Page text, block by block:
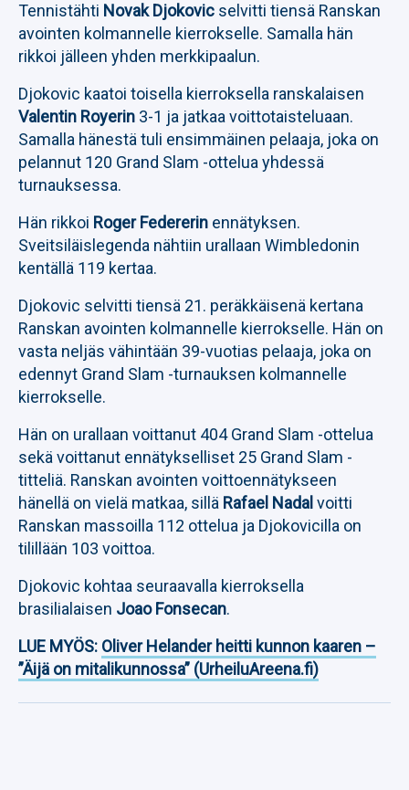
Tennistähti Novak Djokovic selvitti tiensä Ranskan
avointen kolmannelle kierrokselle. Samalla hän
rikkoi jälleen yhden merkkipaalun.
Djokovic kaatoi toisella kierroksella ranskalaisen
Valentin Royerin 3-1 ja jatkaa voittotaisteluaan.
Samalla hänestä tuli ensimmäinen pelaaja, joka on
pelannut 120 Grand Slam -ottelua yhdessä
turnauksessa.
Hän rikkoi Roger Federerin ennätyksen.
Sveitsiläislegenda nähtiin urallaan Wimbledonin
kentällä 119 kertaa.
Djokovic selvitti tiensä 21. peräkkäisenä kertana
Ranskan avointen kolmannelle kierrokselle. Hän on
vasta neljäs vähintään 39-vuotias pelaaja, joka on
edennyt Grand Slam -turnauksen kolmannelle
kierrokselle.
Hän on urallaan voittanut 404 Grand Slam -ottelua
sekä voittanut ennätykselliset 25 Grand Slam -
titteliä. Ranskan avointen voittoennätykseen
hänellä on vielä matkaa, sillä Rafael Nadal voitti
Ranskan massoilla 112 ottelua ja Djokovicilla on
tilillään 103 voittoa.
Djokovic kohtaa seuraavalla kierroksella
brasilialaisen Joao Fonsecan.
LUE MYÖS: Oliver Helander heitti kunnon kaaren –
”Äijä on mitalikunnossa” (UrheiluAreena.fi)